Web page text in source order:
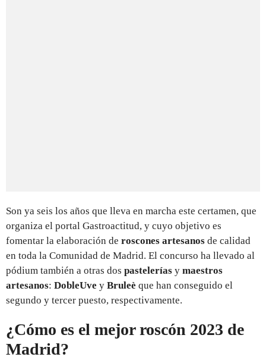
Son ya seis los años que lleva en marcha este certamen, que
organiza el portal Gastroactitud, y cuyo objetivo es
fomentar la elaboración de roscones artesanos de calidad
en toda la Comunidad de Madrid. El concurso ha llevado al
pódium también a otras dos pastelerías y maestros
artesanos: DobleUve y Bruleè que han conseguido el
segundo y tercer puesto, respectivamente.
¿Cómo es el mejor roscón 2023 de
Madrid?